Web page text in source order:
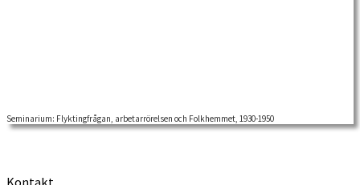
Seminarium: Flyktingfrågan, arbetarrörelsen och Folkhemmet, 1930-1950